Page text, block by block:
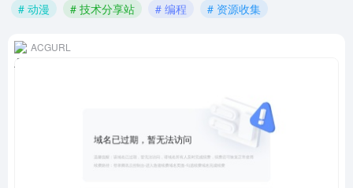
# 动漫
# 技术分享站 # 编程 # 资源收集
ACGURL